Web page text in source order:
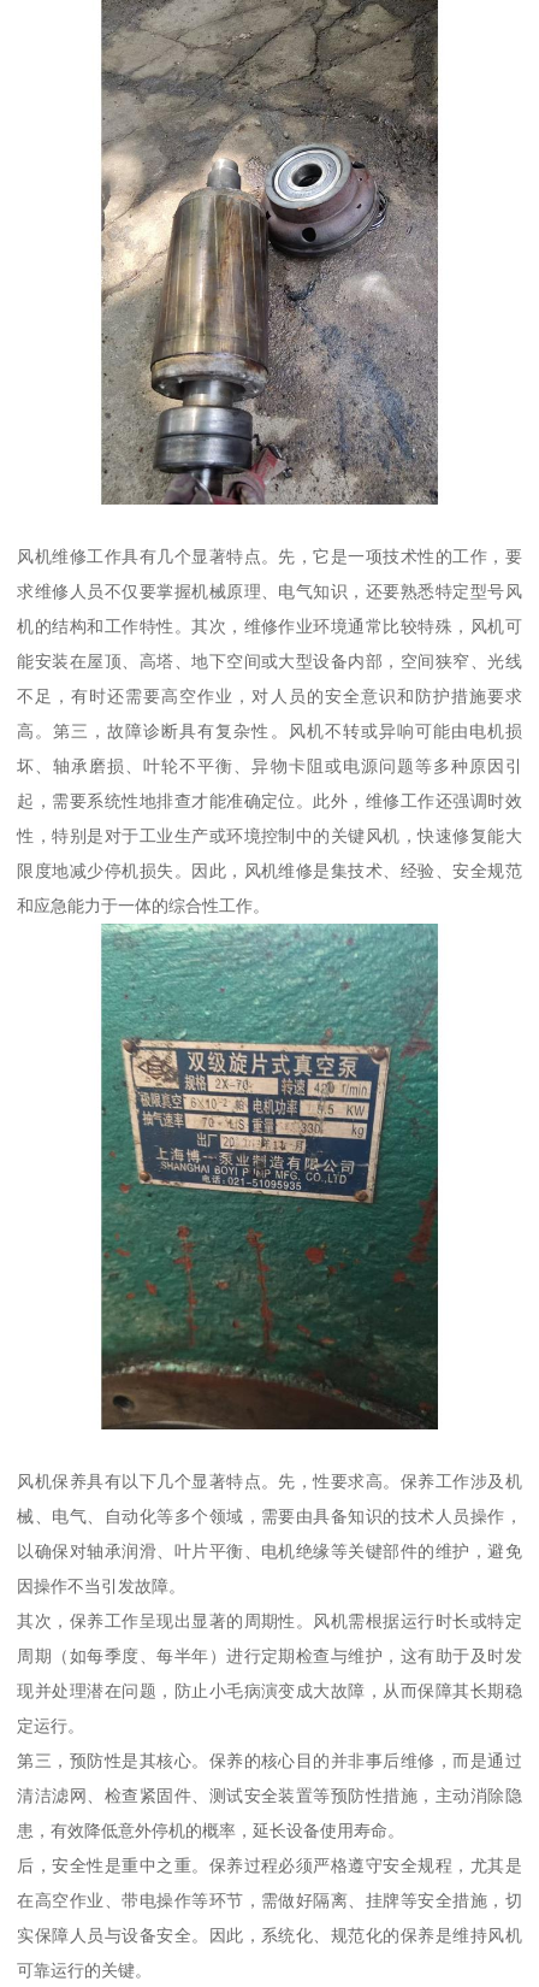
风机维修工作具有几个显著特点。先，它是一项技术性的工作，要
求维修人员不仅要掌握机械原理、电气知识，还要熟悉特定型号风
机的结构和工作特性。其次，维修作业环境通常比较特殊，风机可
能安装在屋顶、高塔、地下空间或大型设备内部，空间狭窄、光线
不足，有时还需要高空作业，对人员的安全意识和防护措施要求
高。第三，故障诊断具有复杂性。风机不转或异响可能由电机损
坏、轴承磨损、叶轮不平衡、异物卡阻或电源问题等多种原因引
起，需要系统性地排查才能准确定位。此外，维修工作还强调时效
性，特别是对于工业生产或环境控制中的关键风机，快速修复能大
限度地减少停机损失。因此，风机维修是集技术、经验、安全规范
和应急能力于一体的综合性工作。
风机保养具有以下几个显著特点。先，性要求高。保养工作涉及机
械、电气、自动化等多个领域，需要由具备知识的技术人员操作，
以确保对轴承润滑、叶片平衡、电机绝缘等关键部件的维护，避免
因操作不当引发故障。
其次，保养工作呈现出显著的周期性。风机需根据运行时长或特定
周期（如每季度、每半年）进行定期检查与维护，这有助于及时发
现并处理潜在问题，防止小毛病演变成大故障，从而保障其长期稳
定运行。
第三，预防性是其核心。保养的核心目的并非事后维修，而是通过
清洁滤网、检查紧固件、测试安全装置等预防性措施，主动消除隐
患，有效降低意外停机的概率，延长设备使用寿命。
后，安全性是重中之重。保养过程必须严格遵守安全规程，尤其是
在高空作业、带电操作等环节，需做好隔离、挂牌等安全措施，切
实保障人员与设备安全。因此，系统化、规范化的保养是维持风机
可靠运行的关键。